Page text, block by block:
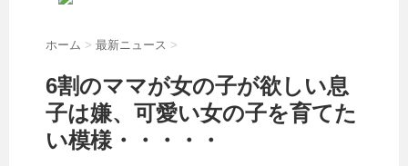
ホーム > 最新ニュース >
6割のママが女の子が欲しい息
子は嫌、可愛い女の子を育てた
い模様・・・・・